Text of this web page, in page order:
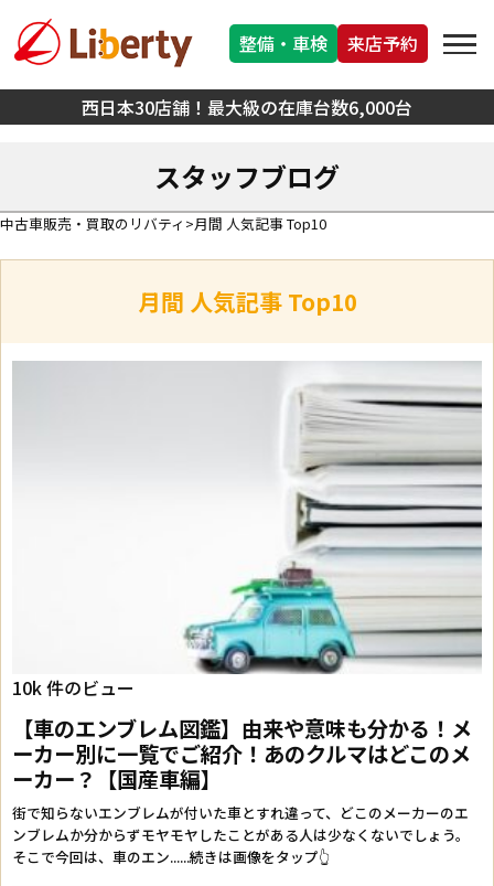
西日本30店舗！最大級の在庫台数6,000台
整備・車検 来店予約
スタッフブログ
中古車販売・買取のリバティ 月間 人気記事 Top10
月間 人気記事 Top10